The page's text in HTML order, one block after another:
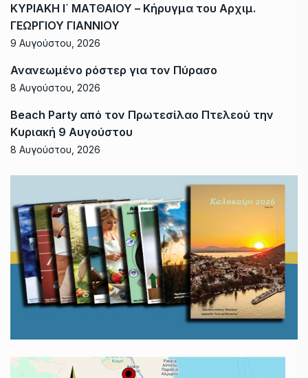
ΚΥΡΙΑΚΗ Ι΄ ΜΑΤΘΑΙΟΥ – Κήρυγμα του Αρχιμ.
ΓΕΩΡΓΙΟΥ ΓΙΑΝΝΙΟΥ
9 Αυγούστου, 2026
Ανανεωμένο ρόστερ για τον Πύρασο
8 Αυγούστου, 2026
Beach Party από τον Πρωτεσίλαο Πτελεού την
Κυριακή 9 Αυγούστου
8 Αυγούστου, 2026